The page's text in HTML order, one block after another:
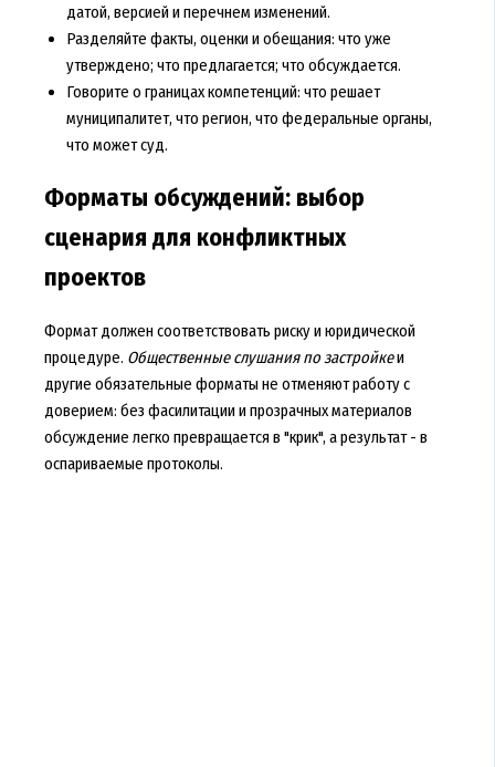
датой, версией и перечнем изменений.
Разделяйте факты, оценки и обещания: что уже
утверждено; что предлагается; что обсуждается.
Говорите о границах компетенций: что решает
муниципалитет, что регион, что федеральные органы,
что может суд.
Форматы обсуждений: выбор
сценария для конфликтных
проектов
Формат должен соответствовать риску и юридической
процедуре. Общественные слушания по застройкеи
другие обязательные форматы не отменяют работу с
доверием: без фасилитации и прозрачных материалов
обсуждение легко превращается в "крик", а результат - в
оспариваемые протоколы.